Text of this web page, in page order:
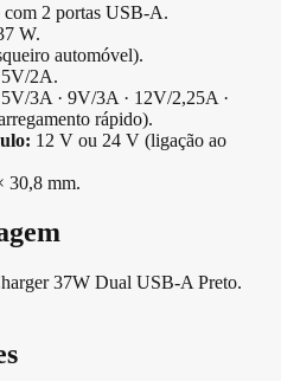
com 2 portas USB-A.
W.
automóvel).
5V/2A.
5V/3A · 9V/3A · 12V/2,25A ·
rápido).
12 V ou 24 V (ligação ao
30,8 mm.
37W Dual USB-A Preto.